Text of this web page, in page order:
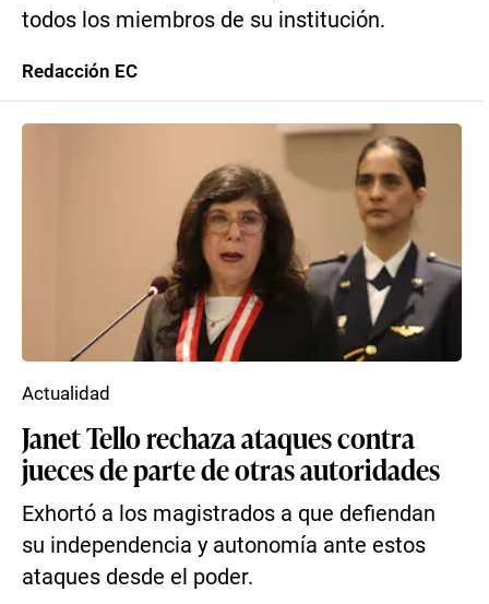
todos los miembros de su institución.
Redacción EC
Janet Tello rechaza ataques contra
jueces de parte de otras autoridades
Exhortó a los magistrados a que defiendan
su independencia y autonomía ante estos
ataques desde el poder.
Actualidad